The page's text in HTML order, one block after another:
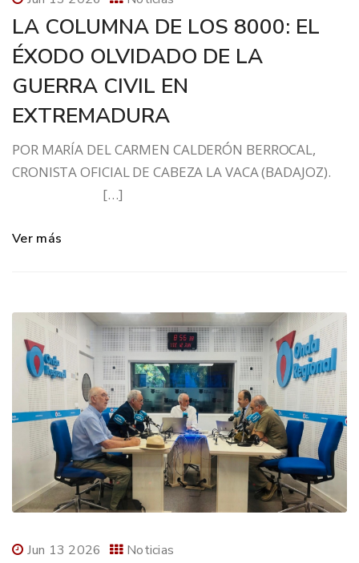
LA COLUMNA DE LOS 8000: EL
ÉXODO OLVIDADO DE LA
GUERRA CIVIL EN
EXTREMADURA
POR MARÍA DEL CARMEN CALDERÓN BERROCAL,
CRONISTA OFICIAL DE CABEZA LA VACA (BADAJOZ).
[…]
Ver más
Jun 13 2026 Noticias